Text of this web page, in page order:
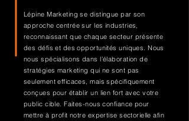
Lépine Marketing se distingue par son
approche centrée sur les industries,
reconnaissant que chaque secteur présente
des défis et des opportunités uniques. Nous
nous spécialisons dans l’élaboration de
stratégies marketing qui ne sont pas
seulement efficaces, mais spécifiquement
conçues pour établir un lien fort avec votre
public cible. Faites-nous confiance pour
mettre à profit notre expertise sectorielle afin